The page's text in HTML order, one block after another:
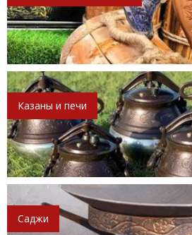
Казаны и печи
Саджи